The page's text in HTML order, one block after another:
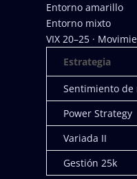
Entorno amarillo
Entorno mixto
VIX 20–25 ·
Estrategia
Sentimiento de
Power Strategy
Variada II
Gestión 25k